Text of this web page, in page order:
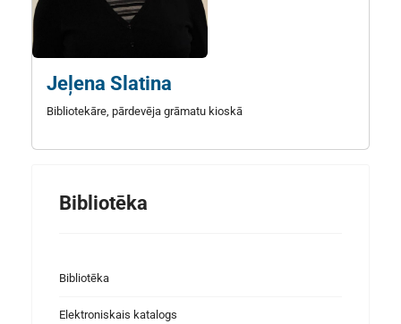
Jeļena Slatina
Bibliotekāre, pārdevēja grāmatu kioskā
Bibliotēka
Bibliotēka
Elektroniskais katalogs